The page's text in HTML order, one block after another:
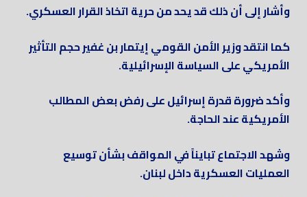
وأشار إلى أن ذلك قد يحد من حرية اتخاذ القرار العسكري.
كما انتقد وزير الأمن القومي إيتمار بن غفير حجم التأثير
الأمريكي على السياسة الإسرائيلية.
وأكد ضرورة قدرة إسرائيل على رفض بعض المطالب
الأمريكية عند الحاجة.
وشهد الاجتماع تبايناً في المواقف بشأن توسيع
العمليات العسكرية داخل لبنان.